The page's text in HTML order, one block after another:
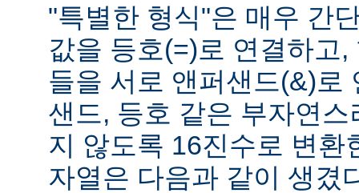
"특별한 형식"은 매우 간
값을 등호(=)로 연결하고
들을 서로 앤퍼샌드(&)로
샌드, 등호 같은 부자연
지 않도록 16진수로 변환
자열은 다음과 같이 생겼